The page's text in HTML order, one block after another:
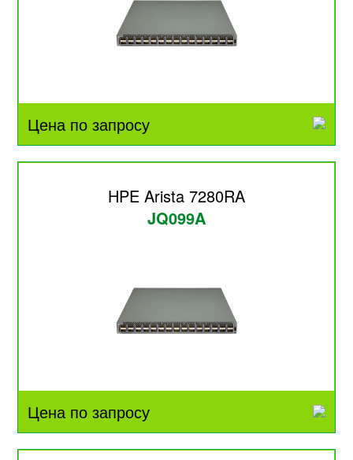
Цена по запросу
HPE Arista 7280RA
JQ099A
Цена по запросу